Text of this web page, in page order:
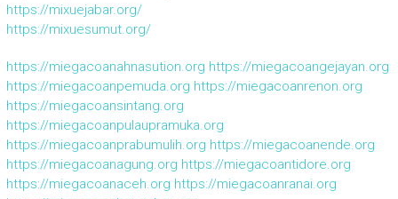
https://mixuejabar.org/
https://mixuesumut.org/
https://miegacoanahnasution.org https://miegacoangejayan.org
https://miegacoanpemuda.org https://miegacoanrenon.org
https://miegacoansintang.org
https://miegacoanpulaupramuka.org
https://miegacoanprabumulih.org https://miegacoanende.org
https://miegacoanagung.org https://miegacoantidore.org
https://miegacoanaceh.org https://miegacoanranai.org